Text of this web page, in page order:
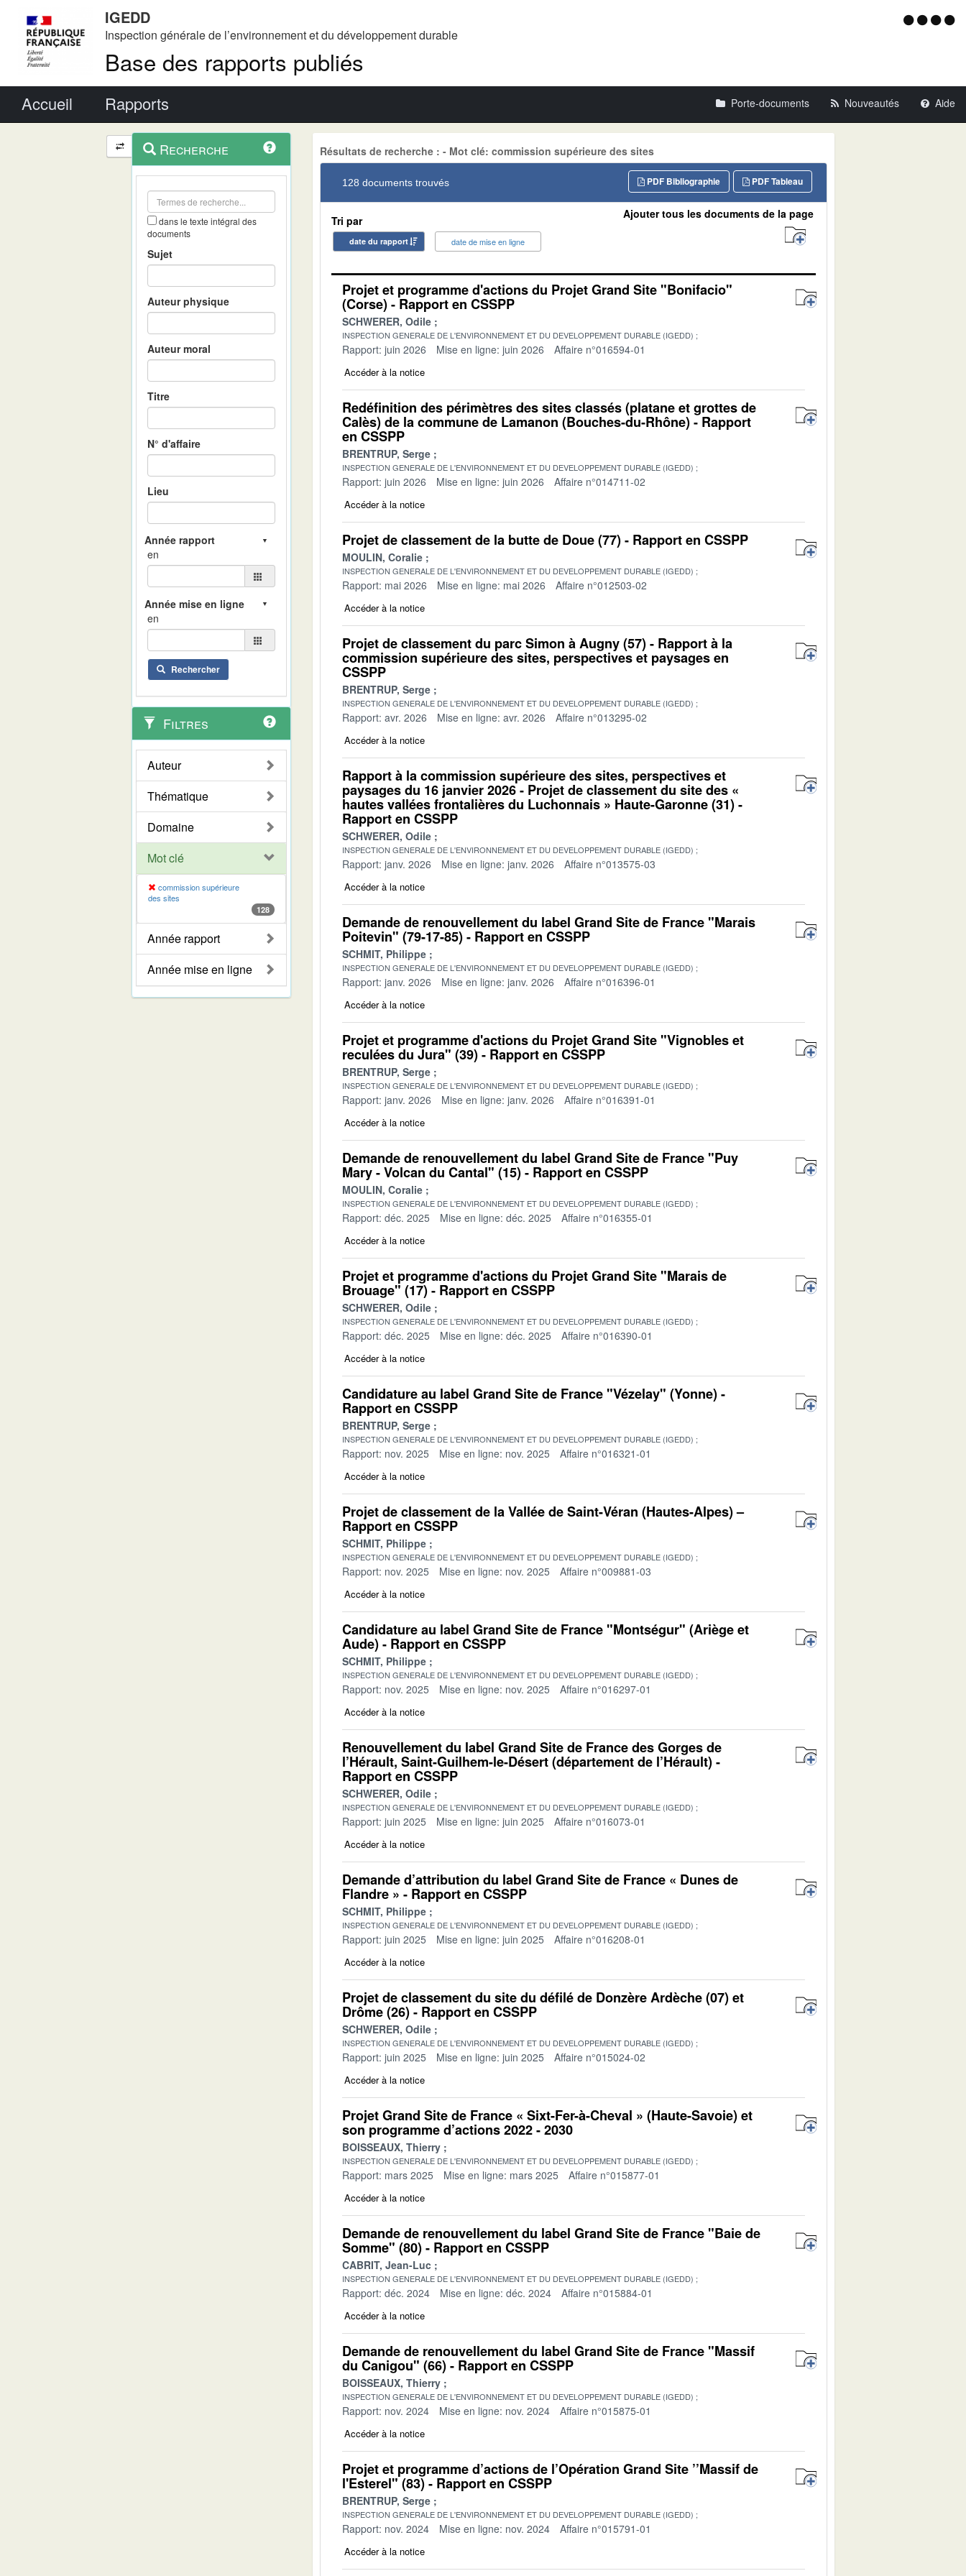
IGEDD
Inspection générale de l’environnement et du développement durable
Base des rapports publiés
Menu
Accueil Rapports Porte-documents Nouveautés Aide
Navigation
et
outils
contextuel
Recherche
dans le texte intégral des
documents
Sujet
Auteur physique
Auteur moral
Titre
N° d'affaire
Lieu
en
en
Rechercher
Filtres
Auteur
Thématique
Domaine
Mot clé
commission supérieure
des sites
128
Année rapport
Année mise en ligne
Résultats de recherche : - Mot clé: commission supérieure des sites
128 documents trouvés PDF Tableau
PDF Bibliographie
Tri par
date du rapport date de mise en ligne
Ajouter tous les documents de la page
Projet et programme d'actions du Projet Grand Site "Bonifacio"
(Corse) - Rapport en CSSPP
SCHWERER, Odile
INSPECTION GENERALE DE L'ENVIRONNEMENT ET DU DEVELOPPEMENT DURABLE (IGEDD)
Rapport: juin 2026 Mise en ligne: juin 2026 Affaire n°016594-01
Accéder à la notice
Redéfinition des périmètres des sites classés (platane et grottes de
Calès) de la commune de Lamanon (Bouches-du-Rhône) - Rapport
en CSSPP
BRENTRUP, Serge
INSPECTION GENERALE DE L'ENVIRONNEMENT ET DU DEVELOPPEMENT DURABLE (IGEDD)
Rapport: juin 2026 Mise en ligne: juin 2026 Affaire n°014711-02
Accéder à la notice
Projet de classement de la butte de Doue (77) - Rapport en CSSPP
MOULIN, Coralie
INSPECTION GENERALE DE L'ENVIRONNEMENT ET DU DEVELOPPEMENT DURABLE (IGEDD)
Rapport: mai 2026 Mise en ligne: mai 2026 Affaire n°012503-02
Accéder à la notice
Projet de classement du parc Simon à Augny (57) - Rapport à la
commission supérieure des sites, perspectives et paysages en
CSSPP
BRENTRUP, Serge
INSPECTION GENERALE DE L'ENVIRONNEMENT ET DU DEVELOPPEMENT DURABLE (IGEDD)
Rapport: avr. 2026 Mise en ligne: avr. 2026 Affaire n°013295-02
Accéder à la notice
Rapport à la commission supérieure des sites, perspectives et
paysages du 16 janvier 2026 - Projet de classement du site des «
hautes vallées frontalières du Luchonnais » Haute-Garonne (31) -
Rapport en CSSPP
SCHWERER, Odile
INSPECTION GENERALE DE L'ENVIRONNEMENT ET DU DEVELOPPEMENT DURABLE (IGEDD)
Rapport: janv. 2026 Mise en ligne: janv. 2026 Affaire n°013575-03
Accéder à la notice
Demande de renouvellement du label Grand Site de France "Marais
Poitevin" (79-17-85) - Rapport en CSSPP
SCHMIT, Philippe
INSPECTION GENERALE DE L'ENVIRONNEMENT ET DU DEVELOPPEMENT DURABLE (IGEDD)
Rapport: janv. 2026 Mise en ligne: janv. 2026 Affaire n°016396-01
Accéder à la notice
Projet et programme d'actions du Projet Grand Site "Vignobles et
reculées du Jura" (39) - Rapport en CSSPP
BRENTRUP, Serge
INSPECTION GENERALE DE L'ENVIRONNEMENT ET DU DEVELOPPEMENT DURABLE (IGEDD)
Rapport: janv. 2026 Mise en ligne: janv. 2026 Affaire n°016391-01
Accéder à la notice
Demande de renouvellement du label Grand Site de France "Puy
Mary - Volcan du Cantal" (15) - Rapport en CSSPP
MOULIN, Coralie
INSPECTION GENERALE DE L'ENVIRONNEMENT ET DU DEVELOPPEMENT DURABLE (IGEDD)
Rapport: déc. 2025 Mise en ligne: déc. 2025 Affaire n°016355-01
Accéder à la notice
Projet et programme d'actions du Projet Grand Site "Marais de
Brouage" (17) - Rapport en CSSPP
SCHWERER, Odile
INSPECTION GENERALE DE L'ENVIRONNEMENT ET DU DEVELOPPEMENT DURABLE (IGEDD)
Rapport: déc. 2025 Mise en ligne: déc. 2025 Affaire n°016390-01
Accéder à la notice
Candidature au label Grand Site de France "Vézelay" (Yonne) -
Rapport en CSSPP
BRENTRUP, Serge
INSPECTION GENERALE DE L'ENVIRONNEMENT ET DU DEVELOPPEMENT DURABLE (IGEDD)
Rapport: nov. 2025 Mise en ligne: nov. 2025 Affaire n°016321-01
Accéder à la notice
Projet de classement de la Vallée de Saint-Véran (Hautes-Alpes) –
Rapport en CSSPP
SCHMIT, Philippe
INSPECTION GENERALE DE L'ENVIRONNEMENT ET DU DEVELOPPEMENT DURABLE (IGEDD)
Rapport: nov. 2025 Mise en ligne: nov. 2025 Affaire n°009881-03
Accéder à la notice
Candidature au label Grand Site de France "Montségur" (Ariège et
Aude) - Rapport en CSSPP
SCHMIT, Philippe
INSPECTION GENERALE DE L'ENVIRONNEMENT ET DU DEVELOPPEMENT DURABLE (IGEDD)
Rapport: nov. 2025 Mise en ligne: nov. 2025 Affaire n°016297-01
Accéder à la notice
Renouvellement du label Grand Site de France des Gorges de
l’Hérault, Saint-Guilhem-le-Désert (département de l’Hérault) -
Rapport en CSSPP
SCHWERER, Odile
INSPECTION GENERALE DE L'ENVIRONNEMENT ET DU DEVELOPPEMENT DURABLE (IGEDD)
Rapport: juin 2025 Mise en ligne: juin 2025 Affaire n°016073-01
Accéder à la notice
Demande d’attribution du label Grand Site de France « Dunes de
Flandre » - Rapport en CSSPP
SCHMIT, Philippe
INSPECTION GENERALE DE L'ENVIRONNEMENT ET DU DEVELOPPEMENT DURABLE (IGEDD)
Rapport: juin 2025 Mise en ligne: juin 2025 Affaire n°016208-01
Accéder à la notice
Projet de classement du site du défilé de Donzère Ardèche (07) et
Drôme (26) - Rapport en CSSPP
SCHWERER, Odile
INSPECTION GENERALE DE L'ENVIRONNEMENT ET DU DEVELOPPEMENT DURABLE (IGEDD)
Rapport: juin 2025 Mise en ligne: juin 2025 Affaire n°015024-02
Accéder à la notice
Projet Grand Site de France « Sixt-Fer-à-Cheval » (Haute-Savoie) et
son programme d’actions 2022 - 2030
BOISSEAUX, Thierry
INSPECTION GENERALE DE L'ENVIRONNEMENT ET DU DEVELOPPEMENT DURABLE (IGEDD)
Rapport: mars 2025 Mise en ligne: mars 2025 Affaire n°015877-01
Accéder à la notice
Demande de renouvellement du label Grand Site de France "Baie de
Somme" (80) - Rapport en CSSPP
CABRIT, Jean-Luc
INSPECTION GENERALE DE L'ENVIRONNEMENT ET DU DEVELOPPEMENT DURABLE (IGEDD)
Rapport: déc. 2024 Mise en ligne: déc. 2024 Affaire n°015884-01
Accéder à la notice
Demande de renouvellement du label Grand Site de France "Massif
du Canigou" (66) - Rapport en CSSPP
BOISSEAUX, Thierry
INSPECTION GENERALE DE L'ENVIRONNEMENT ET DU DEVELOPPEMENT DURABLE (IGEDD)
Rapport: nov. 2024 Mise en ligne: nov. 2024 Affaire n°015875-01
Accéder à la notice
Projet et programme d’actions de l’Opération Grand Site ’’Massif de
l'Esterel" (83) - Rapport en CSSPP
BRENTRUP, Serge
INSPECTION GENERALE DE L'ENVIRONNEMENT ET DU DEVELOPPEMENT DURABLE (IGEDD)
Rapport: nov. 2024 Mise en ligne: nov. 2024 Affaire n°015791-01
Accéder à la notice